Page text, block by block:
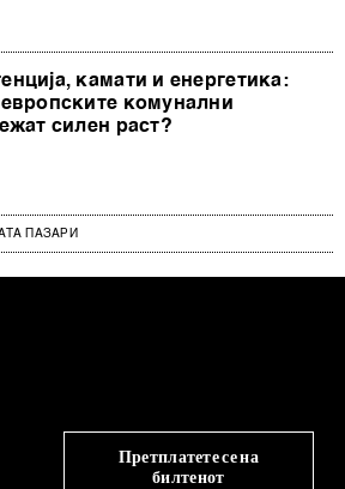
камати и енергетика:
комунални
силен раст?
ПАЗАРИ
Претплатете се на
билтенот